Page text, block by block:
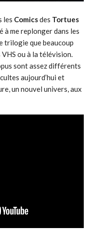
les Comicsdes Tortues
à me replonger dans les
trilogie que beaucoup
ou à la télévision.
sont assez différents
aujourd’hui et
un nouvel univers, aux